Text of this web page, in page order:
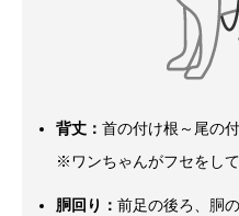
背丈： 首の付け根～尾の付
※ワンちゃんがフセをし
胴回り： 前足の後ろ、胴